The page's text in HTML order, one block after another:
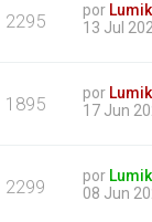
2295 por
13 Jul
1895 por
17 Jun
2299 por
08 Jun